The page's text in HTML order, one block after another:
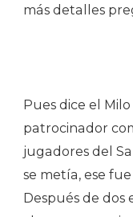
más detalles
Pues dice el
patrocinador
jugadores del
se metía, ese
Después de dos